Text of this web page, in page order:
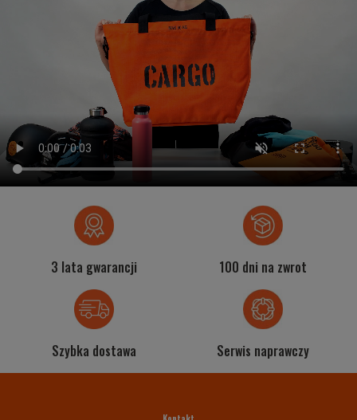
3 lata gwarancji 100 dni na zwrot
Szybka dostawa Serwis naprawczy